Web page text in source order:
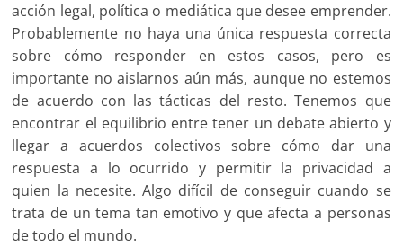
acción legal, política o mediática que desee emprender.
Probablemente no haya una única respuesta correcta
sobre cómo responder en estos casos, pero es
importante no aislarnos aún más, aunque no estemos
de acuerdo con las tácticas del resto. Tenemos que
encontrar el equilibrio entre tener un debate abierto y
llegar a acuerdos colectivos sobre cómo dar una
respuesta a lo ocurrido y permitir la privacidad a
quien la necesite. Algo difícil de conseguir cuando se
trata de un tema tan emotivo y que afecta a personas
de todo el mundo.